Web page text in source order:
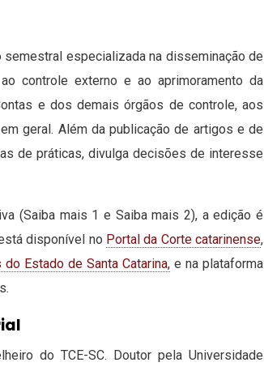
semestral especializada na disseminação de
controle externo e ao aprimoramento da
e dos demais órgãos de controle, aos
geral. Além da publicação de artigos e de
de práticas, divulga decisões de interesse
(Saiba mais 1 e Saiba mais 2), a edição é
disponível no Portal da Corte catarinense,
Estado de Santa Catarina,e na plataforma
do TCE-SC. Doutor pela Universidade